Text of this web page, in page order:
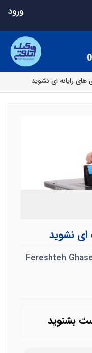
ورود
0
های رایانه ای نشوید
ای نشوید
Fereshteh
بشنوید